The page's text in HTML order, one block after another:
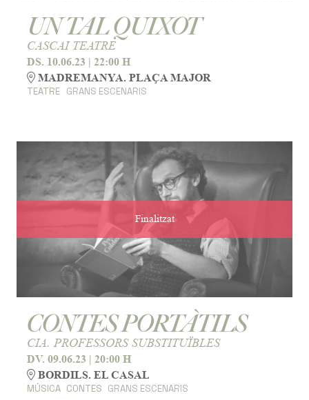
UN TAL QUIXOT
CASCAI TEATRE
DS. 10.06.23 | 22:00 H
MADREMANYA. PLAÇA MAJOR
TEATRE GRANS ESCENARIS
Finalitzat
CONTES PORTÀTILS
CIA. PROFESSORS SUBSTITUÏBLES
DV. 09.06.23 | 20:00 H
BORDILS. EL CASAL
MÚSICA CONTES GRANS ESCENARIS